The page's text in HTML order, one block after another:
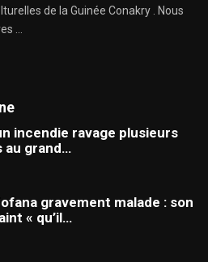
de la Guinée Conakry . Nous
...
incendie ravage plusieurs
au grand…
gravement malade : son
« qu’il…